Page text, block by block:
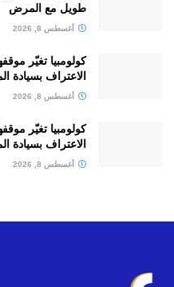
طويل مع المرض
أغسطس 8, 2026
كولومبيا تغيّر
الاعتراف بسيادة
أغسطس 8, 2026
كولومبيا تغيّر
الاعتراف بسيادة
أغسطس 8, 2026